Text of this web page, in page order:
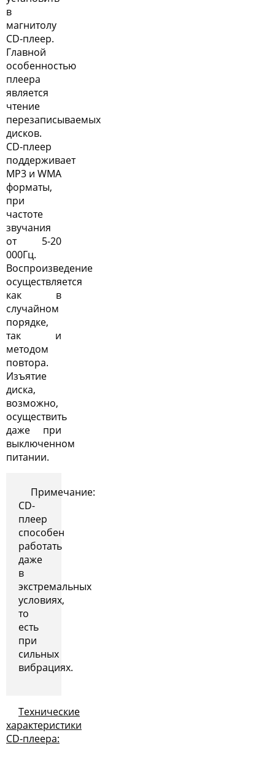
в
магнитолу
CD-плеер.
Главной
особенностью
плеера
является
чтение
перезаписываемых
дисков.
CD-плеер
поддерживает
MP3 и WMA
форматы,
при
частоте
звучания
от 5-20
000Гц.
Воспроизведение
осуществляется
как в
случайном
порядке,
так и
методом
повтора.
Изъятие
диска,
возможно,
осуществить
даже при
выключенном
питании.
Примечание:
CD-
плеер
способен
работать
даже
в
экстремальных
условиях,
то
есть
при
сильных
вибрациях.
Технические
характеристики
CD-плеера: